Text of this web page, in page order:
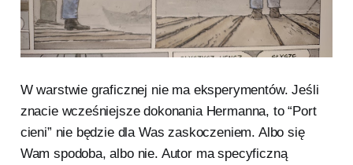
W warstwie graficznej nie ma eksperymentów. Jeśli
znacie wcześniejsze dokonania Hermanna, to “Port
cieni” nie będzie dla Was zaskoczeniem. Albo się
Wam spodoba, albo nie. Autor ma specyficzną